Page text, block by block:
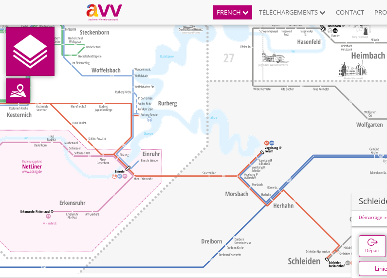
FRENCH TÉLÉCHARGEMENTS CONTACT
Démarrage
Départ